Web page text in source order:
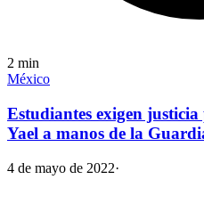
2 min
México
Estudiantes exigen
Yael a manos de la
4 de mayo de 2022·